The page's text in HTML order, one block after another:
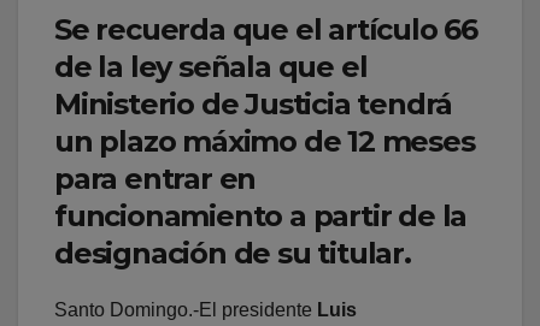
Se recuerda que el artículo 66
de la ley señala que el
Ministerio de Justicia tendrá
un plazo máximo de 12 meses
para entrar en
funcionamiento a partir de la
designación de su titular.
Santo Domingo.-El presidente Luis